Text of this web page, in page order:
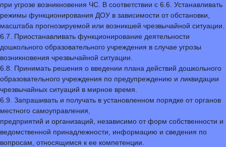
при угрозе возникновения ЧС. В соответствии с 6.6. Устанавливать
режимы функционирования ДОУ в зависимости от обстановки,
масштаба прогнозируемой или возникшей чрезвычайной ситуации.
6.7. Приостанавливать функционирование деятельности
дошкольного образовательного учреждения в случае угрозы
возникновения чрезвычайной ситуации.
6.8. Принимать решения о введении плана действий дошкольного
образовательного учреждения по предупреждению и ликвидации
чрезвычайных ситуаций в мирное время.
6.9. Запрашивать и получать в установленном порядке от органов
местного самоуправления,
предприятий и организаций, независимо от форм собственности и
ведомственной принадлежности, информацию и сведения по
вопросам, относящимся к ее компетенции.